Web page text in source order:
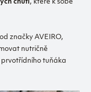
chutí , které k sobě
značky AVEIRO,
nutričně
prvotřídního tuňáka